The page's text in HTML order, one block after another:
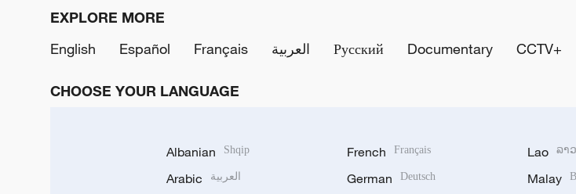
EXPLORE MORE
English
Español Français العربية Русский Documentary CCTV+
CHOOSE YOUR LANGUAGE
Albanian Shqip
Arabic العربية
French Français
German Deutsch
Lao ລາວ
Malay